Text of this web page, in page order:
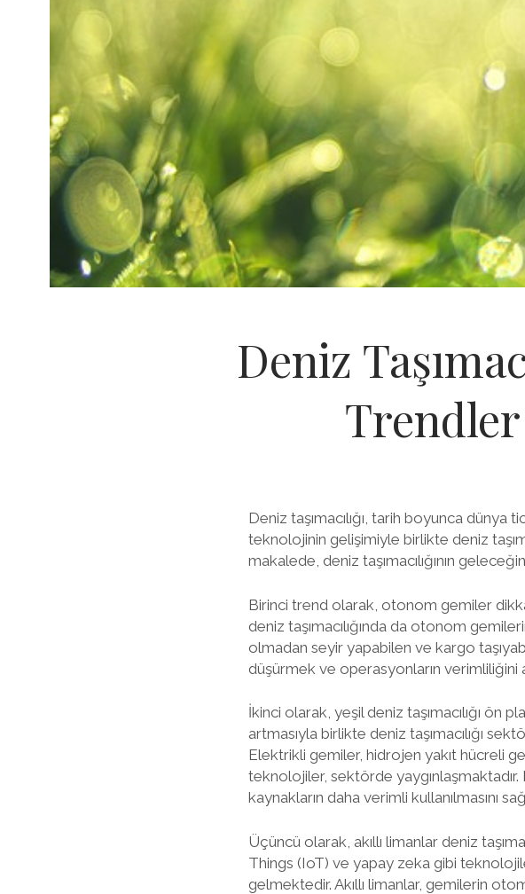
Deniz
Deniz taşımacılığı, tarih boyunca
teknolojinin gelişimiyle birlikte deniz
makalede, deniz taşımacılığının
Birinci trend olarak, otonom gemiler
deniz taşımacılığında da otonom
olmadan seyir yapabilen ve kargo
düşürmek ve operasyonların verimliliğini
İkinci olarak, yeşil deniz taşımacılığı ön
artmasıyla birlikte deniz taşımacılığı
Elektrikli gemiler, hidrojen yakıt hücreli
teknolojiler, sektörde yaygınlaşmaktadır.
kaynakların daha verimli kullanılmasını
Üçüncü olarak, akıllı limanlar deniz
Things (IoT) ve yapay zeka gibi
gelmektedir. Akıllı limanlar, gemilerin